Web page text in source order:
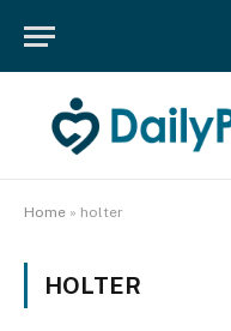
Home » holter
HOLTER